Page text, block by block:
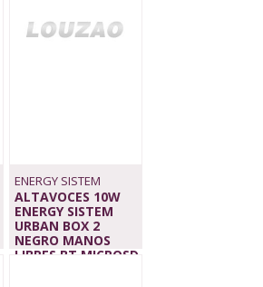
ENERGY SISTEM
ALTAVOCES 10W
ENERGY SISTEM
URBAN BOX 2
NEGRO MANOS
LIBRES BT MICROSD